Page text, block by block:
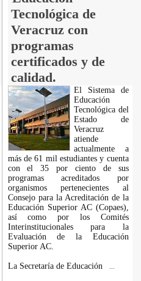
Tecnológica de
Veracruz con
programas
certificados y de
calidad.
El Sistema de
Educación
Tecnológica del
Estado de
Veracruz
atiende
actualmente a
más de 61 mil estudiantes y cuenta
con el 35 por ciento de sus
programas acreditados por
organismos pertenecientes al
Consejo para la Acreditación de la
Educación Superior AC (Copaes),
así como por los Comités
Interinstitucionales para la
Evaluación de la Educación
Superior AC.
La Secretaría de Educación